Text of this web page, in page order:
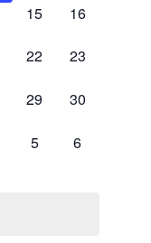
0
15
0
16
0
22
0
23
0
29
0
30
0
5
0
6